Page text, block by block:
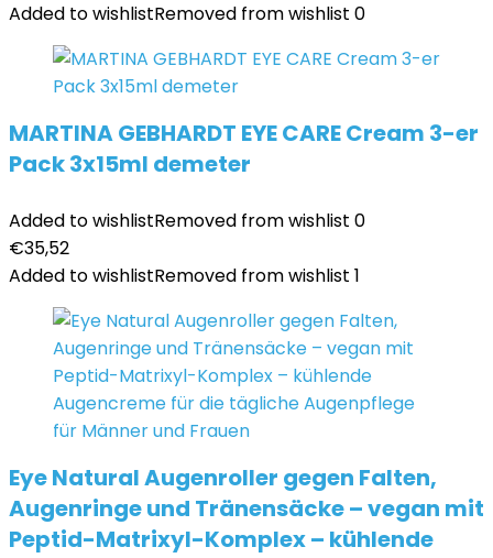
Added to wishlistRemoved from wishlist 0
MARTINA GEBHARDT EYE CARE Cream 3-er
Pack 3x15ml demeter
Added to wishlistRemoved from wishlist 0
€35,52
Added to wishlistRemoved from wishlist 1
Eye Natural Augenroller gegen Falten,
Augenringe und Tränensäcke – vegan mit
Peptid-Matrixyl-Komplex – kühlende